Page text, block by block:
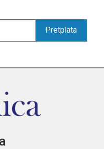
Pretplata